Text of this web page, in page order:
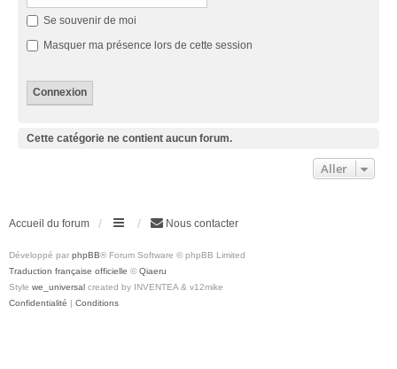
Se souvenir de moi
Masquer ma présence lors de cette session
Cette catégorie ne contient aucun forum.
Aller
Accueil du forum Nous contacter
Développé par phpBB® Forum Software © phpBB Limited
Traduction française officielle © Qiaeru
Style we_universal created by INVENTEA & v12mike
Confidentialité | Conditions